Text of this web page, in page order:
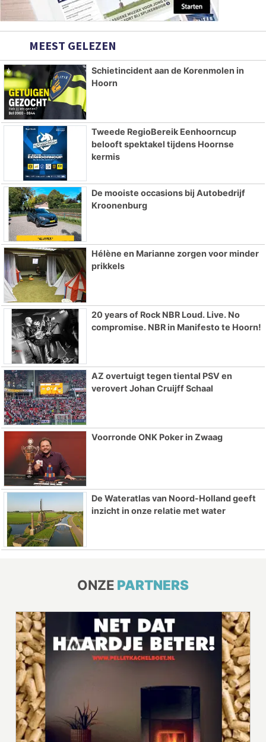
MEEST GELEZEN
Schietincident aan de Korenmolen in
Hoorn
Tweede RegioBereik Eenhoorncup
belooft spektakel tijdens Hoornse
kermis
De mooiste occasions bij Autobedrijf
Kroonenburg
Hélène en Marianne zorgen voor minder
prikkels
20 years of Rock NBR Loud. Live. No
compromise. NBR in Manifesto te Hoorn!
AZ overtuigt tegen tiental PSV en
verovert Johan Cruijff Schaal
Voorronde ONK Poker in Zwaag
De Wateratlas van Noord-Holland geeft
inzicht in onze relatie met water
ONZE PARTNERS